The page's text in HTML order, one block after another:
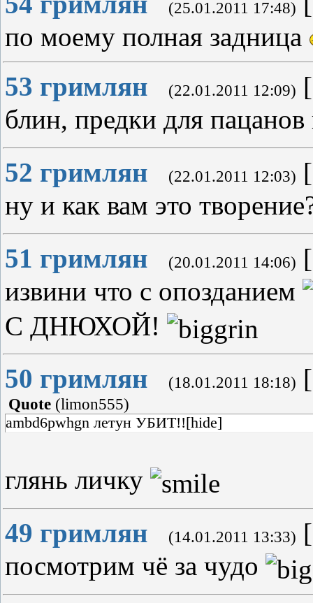
(25.01.2011 17:48)
по моему полная задница
53 гримлян (22.01.2011 12:09) [
блин, предки для
52 гримлян (22.01.2011 12:03) [
ну и как вам это
51 гримлян (20.01.2011 14:06) [
извини что с опозданием
С ДНЮХОЙ!
50 гримлян (18.01.2011 18:18) [
Quote (limon555)
ambd6pwhgn летун УБИТ!![hide]
глянь личку
49 гримлян (14.01.2011 13:33) [
посмотрим чё за чудо